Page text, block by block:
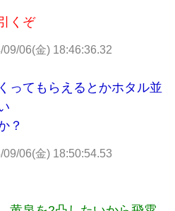
くぞ
09/06(金) 18:46:36.32
ってもらえるとかホタル並
？
09/06(金) 18:50:54.53